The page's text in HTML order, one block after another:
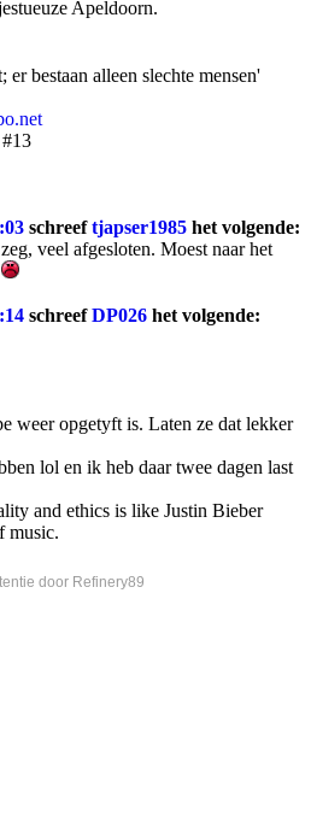
Apeldoorn.
er bestaan alleen slechte mensen'
#13
schreeftjapser1985 het volgende:
veel afgesloten. Moest naar het
schreefDP026 het volgende:
weer opgetyft is. Laten ze dat lekker
lol en ik heb daar twee dagen last
and ethics is like Justin Bieber
music.
door Refinery89